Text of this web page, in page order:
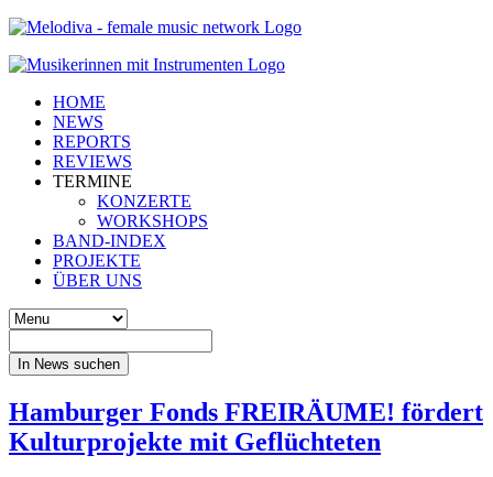
HOME
NEWS
REPORTS
REVIEWS
TERMINE
KONZERTE
WORKSHOPS
BAND-INDEX
PROJEKTE
ÜBER UNS
In News suchen
Hamburger Fonds FREIRÄUME! fördert
Kulturprojekte mit Geflüchteten